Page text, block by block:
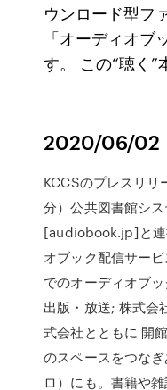
ウンロード型フ
「オーディオブ
す。 この“聴く”
2020/06/02
KCCSのプレスリリ
分）公共図書館シ
[audiobook.jp]と連
オブック配信サー
でのオーディオブ
出版・放送; 株式会
式会社とともに 開
のスペースをつな
ロ）にも。書籍や